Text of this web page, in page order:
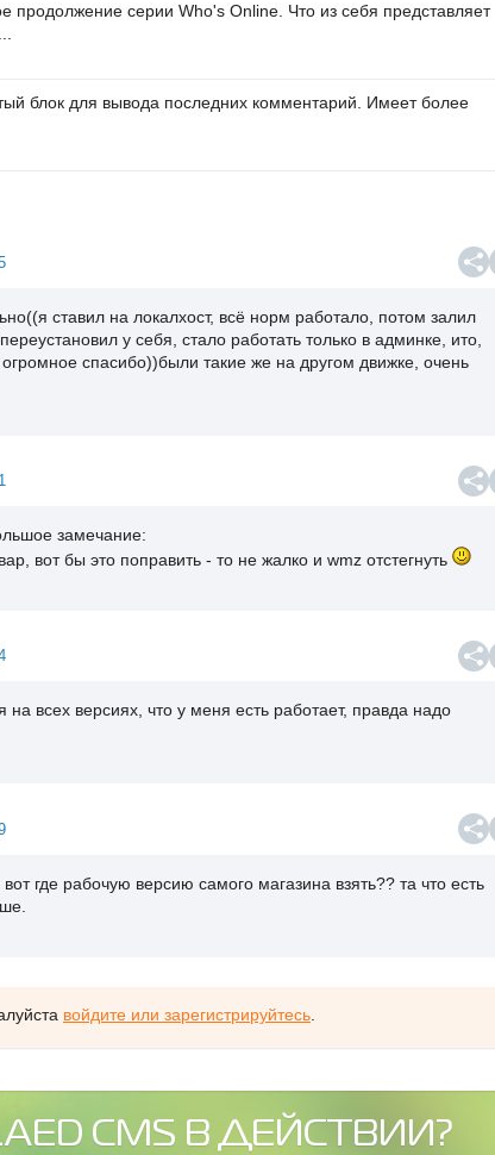
продолжение серии Who's Online. Что из себя представляет
блок для вывода последних комментарий. Имеет более
ставил на локалхост, всё норм работало, потом залил
у себя, стало работать только в админке, ито,
спасибо))были такие же на другом движке, очень
замечание:
вот бы это поправить - то не жалко и wmz отстегнуть
всех версиях, что у меня есть работает, правда надо
где рабочую версию самого магазина взять?? та что есть
войдите или зарегистрируйтесь
CMS В ДЕЙСТВИИ?